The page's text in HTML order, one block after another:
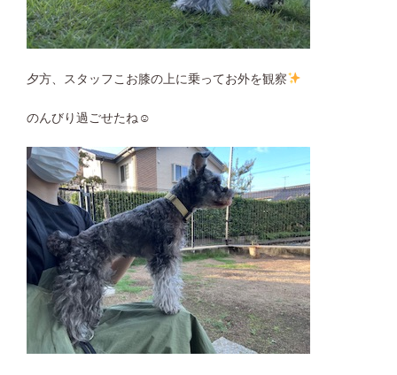
夕方、スタッフこお膝の上に乗ってお外を観察
のんびり過ごせたね☺︎